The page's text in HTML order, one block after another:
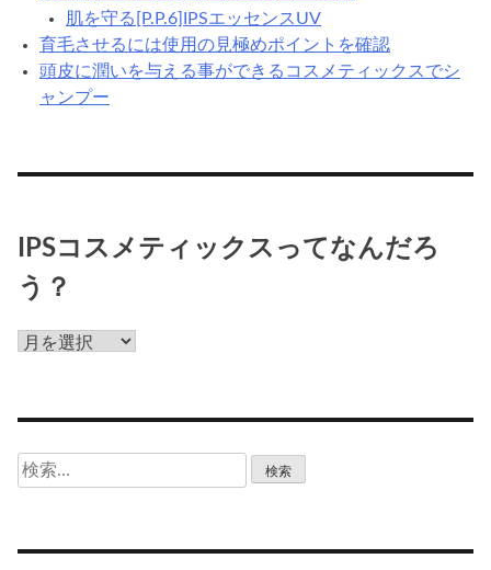
肌を守る[P.P.6]IPSエッセンスUV
育毛させるには使用の見極めポイントを確認
頭皮に潤いを与える事ができるコスメティックスでシ
ャンプー
IPSコスメティックスってなんだろ
う？
IPS
メ
ィ
ス
検
索: